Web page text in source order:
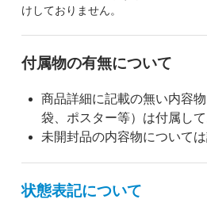
けしておりません。
付属物の有無について
商品詳細に記載の無い内容
袋、ポスター等）は付属して
未開封品の内容物について
状態表記について